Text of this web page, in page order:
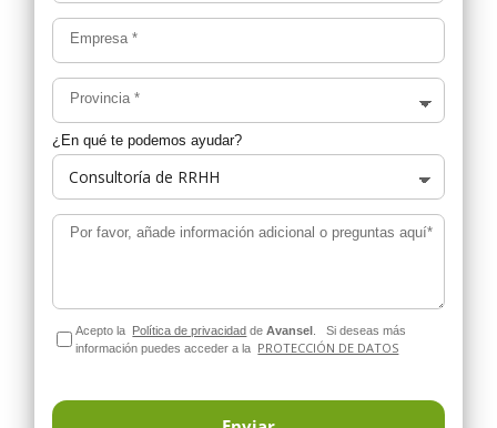
Empresa*
Provincia*
¿En qué te podemos ayudar?
Por favor, añade información adicional o preguntas aquí*
Acepto la Política de privacidad deAvansel .Si deseas más
información puedes acceder a la PROTECCIÓN DE DATOS